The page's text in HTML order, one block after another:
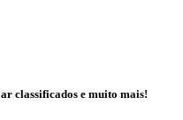
classificados e muito mais!